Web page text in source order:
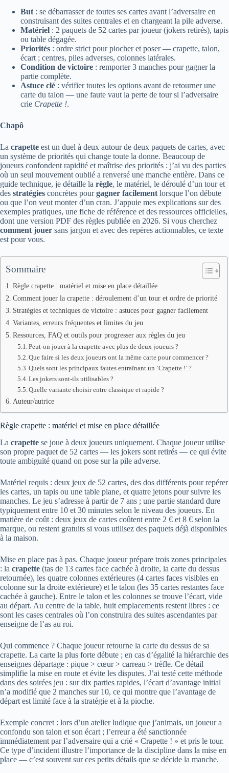
But : se débarrasser de toutes ses cartes avant l’adversaire en
construisant des suites centrales et en chargeant la pile adverse.
Matériel : 2 paquets de 52 cartes par joueur (jokers retirés), tapis
ou table dégagée.
Priorités : ordre strict pour piocher et poser — crapette, talon,
écart ; centres, piles adverses, colonnes latérales.
Condition de victoire : remporter 3 manches pour gagner la
partie complète.
Astuce clé : vérifier toutes les options avant de retourner une
carte du talon — une faute vaut la perte de tour si l’adversaire
crie Crapette !.
Chapô
La crapette est un duel à deux autour de deux paquets de cartes, avec
un système de priorités qui change toute la donne. Beaucoup de
joueurs confondent rapidité et maîtrise des priorités : j’ai vu des parties
où un seul mouvement oublié a renversé une manche entière. Dans ce
guide technique, je détaille la règle, le matériel, le déroulé d’un tour et
des stratégies concrètes pourgagner facilement lorsque l’on débute
ou que l’on veut monter d’un cran. J’appuie mes explications sur des
exemples pratiques, une fiche de référence et des ressources officielles,
dont une version PDF des règles publiée en 2026. Si vous cherchez
comment jouer sans jargon et avec des repères actionnables, ce texte
est pour vous.
Sommaire
Règle crapette : matériel et mise en place détaillée
Comment jouer la crapette : déroulement d’un tour et ordre de priorité
Stratégies et techniques de victoire : astuces pour gagner facilement
Variantes, erreurs fréquentes et limites du jeu
Ressources, FAQ et outils pour progresser aux règles du jeu
Peut-on jouer à la crapette avec plus de deux joueurs ?
Que faire si les deux joueurs ont la même carte pour commencer ?
Quels sont les principaux fautes entraînant un ‘Crapette !’ ?
Les jokers sont-ils utilisables ?
Quelle variante choisir entre classique et rapide ?
Auteur/autrice
Règle crapette : matériel et mise en place détaillée
La crapette se joue à deux joueurs uniquement. Chaque joueur utilise
son propre paquet de 52 cartes — les jokers sont retirés — ce qui évite
toute ambiguïté quand on pose sur la pile adverse.
Matériel requis : deux jeux de 52 cartes, des dos différents pour repérer
les cartes, un tapis ou une table plane, et quatre jetons pour suivre les
manches. Le jeu s’adresse à partir de 7 ans ; une partie standard dure
typiquement entre 10 et 30 minutes selon le niveau des joueurs. En
matière de coût : deux jeux de cartes coûtent entre 2 € et 8 € selon la
marque, ou restent gratuits si vous utilisez des paquets déjà disponibles
à la maison.
Mise en place pas à pas. Chaque joueur prépare trois zones principales
: la crapette (tas de 13 cartes face cachée à droite, la carte du dessus
retournée), les quatre colonnes extérieures (4 cartes faces visibles en
colonne sur la droite extérieure) et le talon (les 35 cartes restantes face
cachée à gauche). Entre le talon et les colonnes se trouve l’écart, vide
au départ. Au centre de la table, huit emplacements restent libres : ce
sont les cases centrales où l’on construira des suites ascendantes par
enseigne de l’as au roi.
Qui commence ? Chaque joueur retourne la carte du dessus de sa
crapette. La carte la plus forte débute ; en cas d’égalité la hiérarchie des
enseignes départage : pique > cœur > carreau > trèfle. Ce détail
simplifie la mise en route et évite les disputes. J’ai testé cette méthode
dans des soirées jeu : sur dix parties rapides, l’écart d’avantage initial
n’a modifié que 2 manches sur 10, ce qui montre que l’avantage de
départ est limité face à la stratégie et à la pioche.
Exemple concret : lors d’un atelier ludique que j’animais, un joueur a
confondu son talon et son écart ; l’erreur a été sanctionnée
immédiatement par l’adversaire qui a crié « Crapette ! » et pris le tour.
Ce type d’incident illustre l’importance de la discipline dans la mise en
place — c’est souvent sur ces petits détails que se décide la manche.